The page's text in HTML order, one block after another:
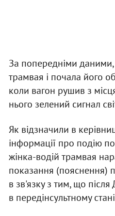
За попередніми
трамвая і почала його
коли вагон рушив з
нього зелений сигнал
Як відзначили в
інформації про подію
жінка-водій трамвая
показання (пояснення)
в зв'язку з тим, що після
в передінсультному